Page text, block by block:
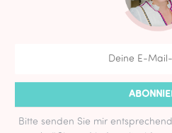
Bitte senden Sie mir